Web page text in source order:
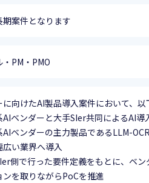
期案件となります
PM・PMO
に向けたAI製品導入案件において、以
AIベンダーと大手SIer共同によるAI
AIベンダーの主力製品であるLLM-
広い業界へ導入
側で行った要件定義をもとに、ベ
ンを取りながらPoCを推進